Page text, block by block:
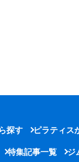
探す ピラティス
特集記事一覧 ジ